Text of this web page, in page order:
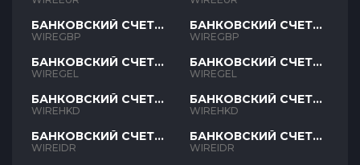
БАНКОВСКИЙ СЧЕТ
GBP
WIREGBP
БАНКОВСКИЙ СЧЕТ
GEL
WIREGEL
БАНКОВСКИЙ СЧЕТ
HKD
WIREHKD
БАНКОВСКИЙ СЧЕТ
IDR
WIREIDR
БАНКОВСКИЙ СЧЕТ
GBP
WIREGBP
БАНКОВСКИЙ СЧЕТ
GEL
WIREGEL
БАНКОВСКИЙ СЧЕТ
HKD
WIREHKD
БАНКОВСКИЙ СЧЕТ
IDR
WIREIDR